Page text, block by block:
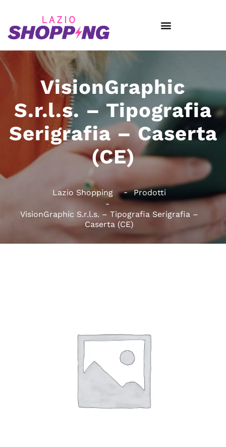
VisionGraphic
S.r.l.s. – Tipografia
Serigrafia – Caserta
(CE)
Lazio Shopping Prodotti
VisionGraphic S.r.l.s. – Tipografia Serigrafia –
Caserta (CE)